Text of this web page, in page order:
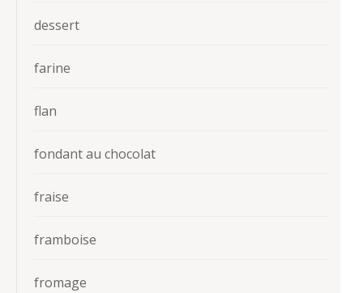
dessert
farine
flan
fondant au chocolat
fraise
framboise
fromage